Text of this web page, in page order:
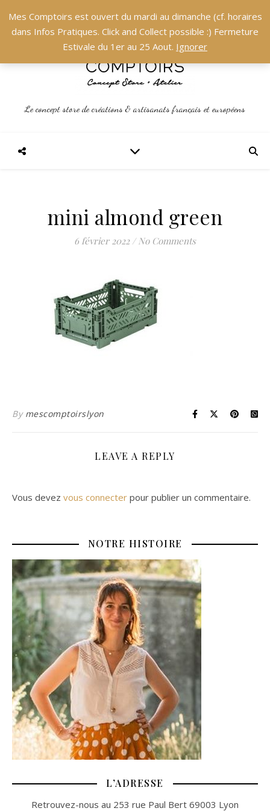
Le concept store de créations & artisanats français et européens
mini almond green
6 février 2022 / No Comments
By mescomptoirslyon
LEAVE A REPLY
Vous devez vous connecter pour publier un commentaire.
NOTRE HISTOIRE
L’ADRESSE
Retrouvez-nous au 253 rue Paul Bert 69003 Lyon
Mes Comptoirs est ouvert du mardi au dimanche (cf. horaires
dans Infos Pratiques. Click and Collect possible :) Fermeture
Estivale du 1er au 25 Aout. Ignorer